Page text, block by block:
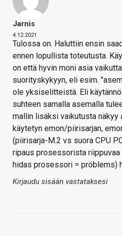
Jarnis
4.12.2021
Tulossa on. Haluttiin ensin
ennen lopullista toteutusta.
on että hyvin moni asia
suorityskykyyn, eli esim.
ole yksiselitteistä. Eli
suhteen samalla asemalla
mallin lisäksi vaikutusta näkyy
käytetyn emon/piirisarjan,
(piirisarja-M.2 vs suora CPU
ripaus prosessorista
hidas prosessori = pröblems)
Kirjaudu sisään vastataksesi